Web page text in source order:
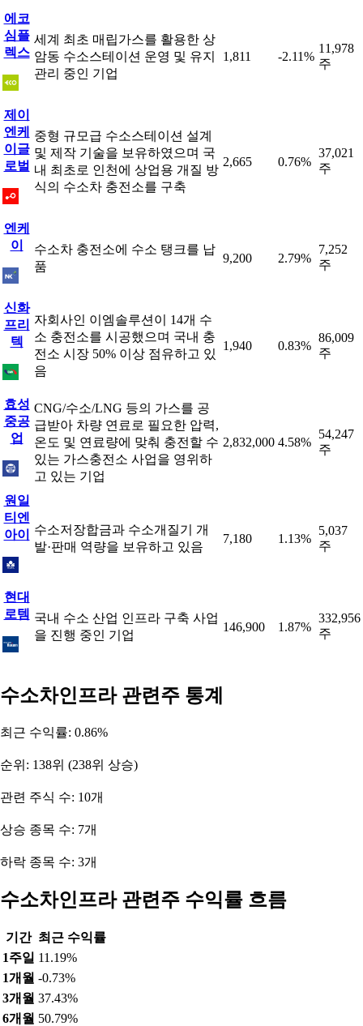
에코
심플
렉스
세계 최초 매립가스를 활용한 상
암동 수소스테이션 운영 및 유지
관리 중인 기업
1,811 -2.11%
11,978
주
제이
엔케
이글
로벌
중형 규모급 수소스테이션 설계
및 제작 기술을 보유하였으며 국
내 최초로 인천에 상업용 개질 방
식의 수소차 충전소를 구축
2,665 0.76%
37,021
주
엔케
이
수소차 충전소에 수소 탱크를 납
품
9,200 2.79%
7,252
주
신화
프리
텍
자회사인 이엠솔루션이 14개 수
소 충전소를 시공했으며 국내 충
전소 시장 50% 이상 점유하고 있
음
1,940 0.83%
86,009
주
효성
중공
업
CNG/수소/LNG 등의 가스를 공
급받아 차량 연료로 필요한 압력,
온도 및 연료량에 맞춰 충전할 수
있는 가스충전소 사업을 영위하
고 있는 기업
2,832,000 4.58%
54,247
주
원일
티엔
아이
수소저장합금과 수소개질기 개
발·판매 역량을 보유하고 있음
7,180 1.13%
5,037
주
현대
로템 국내 수소 산업 인프라 구축 사업
을 진행 중인 기업
146,900 1.87%
332,956
주
수소차인프라 관련주 통계
최근 수익률: 0.86%
순위: 138위 (238위 상승)
관련 주식 수: 10개
상승 종목 수: 7개
하락 종목 수: 3개
수소차인프라 관련주 수익률 흐름
기간 최근 수익률
1주일 11.19%
1개월 -0.73%
3개월 37.43%
6개월 50.79%